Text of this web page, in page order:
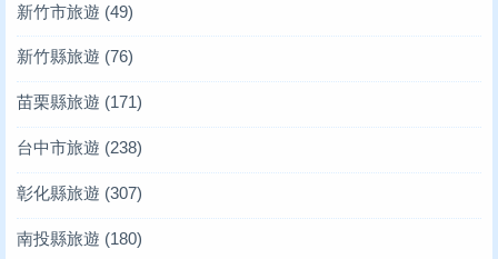
新竹市旅遊 (49)
新竹縣旅遊 (76)
苗栗縣旅遊 (171)
台中市旅遊 (238)
彰化縣旅遊 (307)
南投縣旅遊 (180)